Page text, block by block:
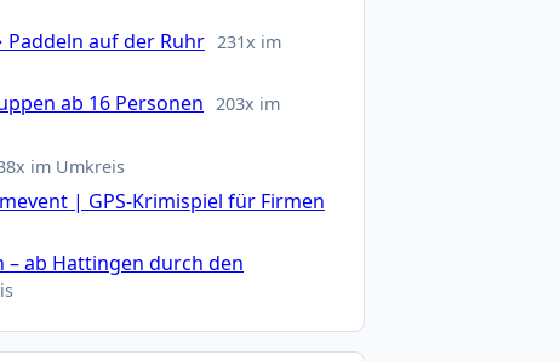
auf der Ruhr 231x im
ab 16 Personen 203x im
im Umkreis
| GPS-Krimispiel für Firmen
ab Hattingen durch den